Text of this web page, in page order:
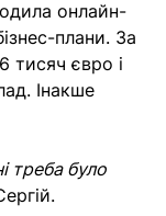
онлайн-
плани. За
тисяч євро і
Інакше
треба було